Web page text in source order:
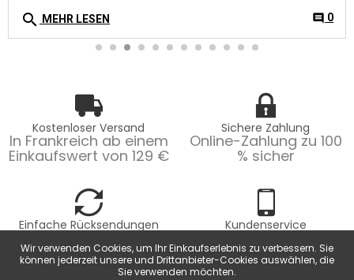
search MEHR LESEN comment 0
Kostenloser Versand
In Frankreich ab einem
Einkaufswert von 129 €
Sichere Zahlung
Online-Zahlung zu 100
% sicher
Einfache Rücksendungen
Rücksendungen
innerhalb von 14
Kundenservice
von 9 bis 18 Uhr.
Wir verwenden Cookies, um Ihr Einkaufserlebnis zu verbessern. Sie
können jederzeit unsere und Drittanbieter-Cookies auswählen, die
Sie verwenden möchten.